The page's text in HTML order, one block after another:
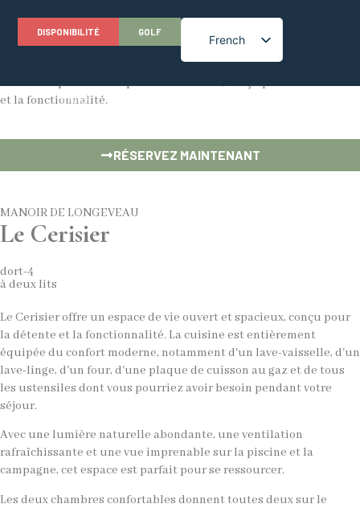
DISPONIBILITÉ GOLF
French
English
Le Cerisier
Cette maison de deux chambres, adaptée aux enfants en bas âge,
offre un espace de vie spacieux et ouvert, conçu pour la détente
et la fonctionnalité.
RÉSERVEZ MAINTENANT
MANOIR DE LONGEVEAU
Le Cerisier
dort-4
à deux lits
Le Cerisier offre un espace de vie ouvert et spacieux, conçu pour
la détente et la fonctionnalité. La cuisine est entièrement
équipée du confort moderne, notamment d'un lave-vaisselle, d'un
lave-linge, d'un four, d'une plaque de cuisson au gaz et de tous
les ustensiles dont vous pourriez avoir besoin pendant votre
séjour.
Avec une lumière naturelle abondante, une ventilation
rafraîchissante et une vue imprenable sur la piscine et la
campagne, cet espace est parfait pour se ressourcer.
Les deux chambres confortables donnent toutes deux sur le